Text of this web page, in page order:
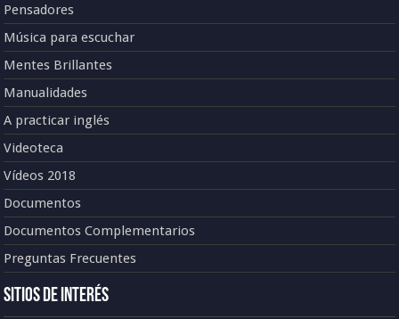
Pensadores
Música para escuchar
Mentes Brillantes
Manualidades
A practicar inglés
Videoteca
Vídeos 2018
Documentos
Documentos Complementarios
Preguntas Frecuentes
Sitios de Interés